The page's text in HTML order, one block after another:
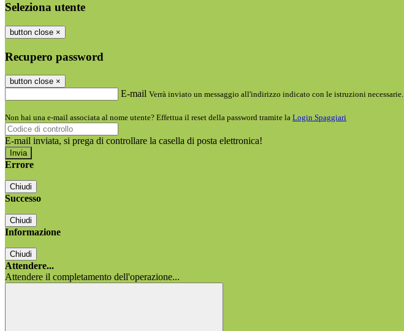
Seleziona utente
button close ×
Recupero password
button close ×
E-mail Verrà inviato un messaggio all'indirizzo indicato con le istruzioni necessarie.
Non hai una e-mail associata al nome utente? Effettua il reset della password tramite la Login Spaggiari
E-mail inviata, si prega di controllare la casella di posta elettronica!
Errore
Chiudi
Successo
Chiudi
Informazione
Chiudi
Attendere...
Attendere il completamento dell'operazione...